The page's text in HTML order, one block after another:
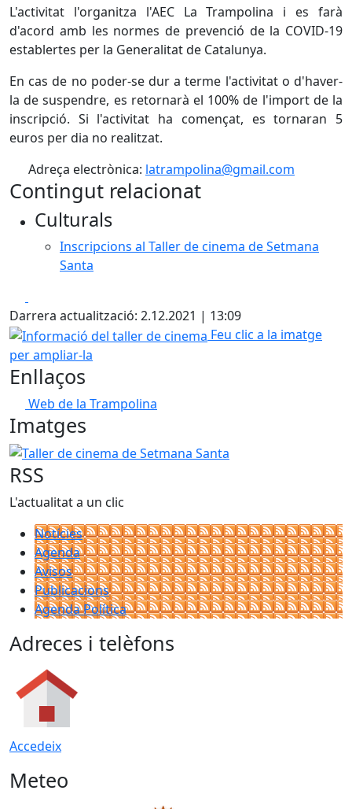
L'activitat l'organitza l'AEC La Trampolina i es farà
d'acord amb les normes de prevenció de la COVID-19
establertes per la Generalitat de Catalunya.
En cas de no poder-se dur a terme l'activitat o d'haver-
la de suspendre, es retornarà el 100% de l'import de la
inscripció. Si l'activitat ha començat, es tornaran 5
euros per dia no realitzat.
Adreça electrònica: latrampolina@gmail.com
Contingut relacionat
Culturals
Inscripcions al Taller de cinema de Setmana
Santa
Darrera actualització: 2.12.2021 | 13:09
Informació del taller de cinema
Feu clic a la imatge
per ampliar-la
Enllaços
Web de la Trampolina
Imatges
Taller de cinema de Setmana Santa
RSS
L'actualitat a un clic
Notícies
Agenda
Avisos
Publicacions
Agenda Política
Adreces i telèfons
Accedeix
Meteo